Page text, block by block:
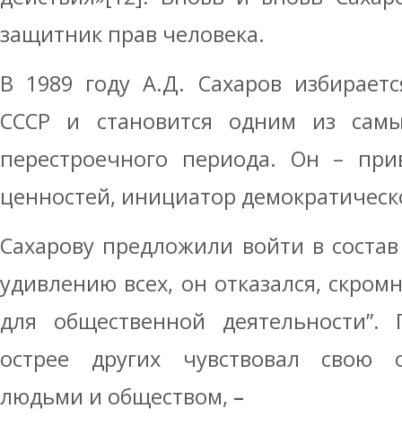
защитник прав человека.
В 1989 году А.Д. Сахаров
СССР и становится одним из
перестроечного периода. Он –
ценностей, инициатор
Сахарову предложили войти в
удивлению всех, он отказался,
для общественной
острее других чувствовал свою
людьми и обществом, –